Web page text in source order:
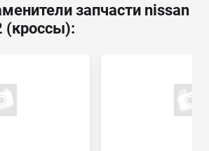
запчасти nissan
(кроссы):